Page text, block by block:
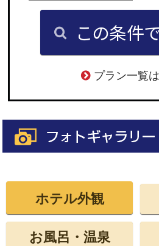
プラン一覧
ホテル外観
お風呂・温泉